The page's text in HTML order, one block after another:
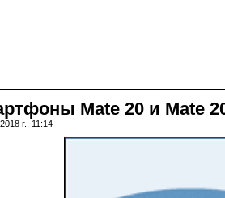
Mate 20 и Mate
г., 11:14